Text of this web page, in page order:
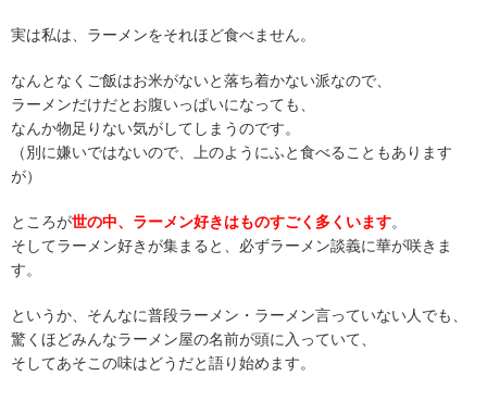
実は私は、ラーメンをそれほど食べません。
なんとなくご飯はお米がないと落ち着かない派なので、
ラーメンだけだとお腹いっぱいになっても、
なんか物足りない気がしてしまうのです。
（別に嫌いではないので、上のようにふと食べることもあります
が）
ところが世の中、ラーメン好きはものすごく多くいます。
そしてラーメン好きが集まると、必ずラーメン談義に華が咲きま
す。
というか、そんなに普段ラーメン・ラーメン言っていない人でも、
驚くほどみんなラーメン屋の名前が頭に入っていて、
そしてあそこの味はどうだと語り始めます。